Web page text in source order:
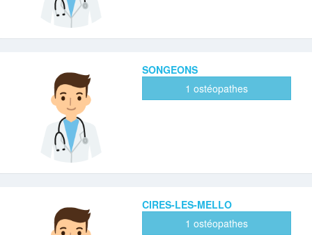
SONGEONS
1 ostéopathes
CIRES-LES-MELLO
1 ostéopathes